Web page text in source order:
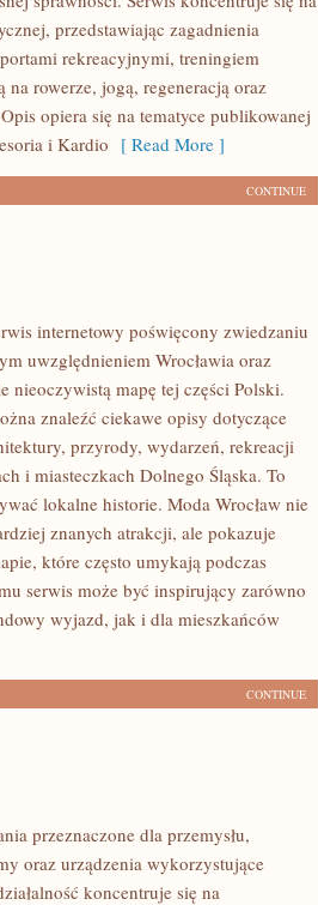
przedstawiając zagadnienia
rekreacyjnymi, treningiem
rowerze, jogą, regeneracją oraz
opiera się na tematyce publikowanej
i Kardio [ Read More ]
CONTINUE
internetowy poświęcony zwiedzaniu
uwzględnieniem Wrocławia oraz
nieoczywistą mapę tej części Polski.
znaleźć ciekawe opisy dotyczące
przyrody, wydarzeń, rekreacji
i miasteczkach Dolnego Śląska. To
lokalne historie. Moda Wrocław nie
znanych atrakcji, ale pokazuje
które często umykają podczas
serwis może być inspirujący zarówno
wyjazd, jak i dla mieszkańców
CONTINUE
przeznaczone dla przemysłu,
oraz urządzenia wykorzystujące
koncentruje się na